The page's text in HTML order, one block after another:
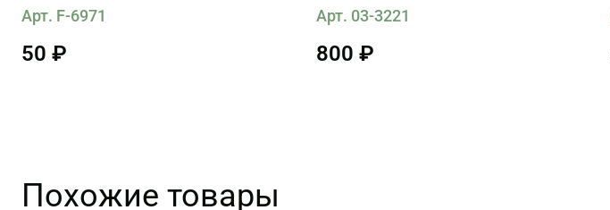
Арт. F-6971
50 ₽
Арт. 03-3221
800 ₽
Похожие товары